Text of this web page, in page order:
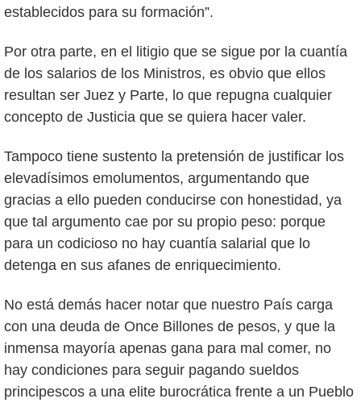
establecidos para su formación”.
Por otra parte, en el litigio que se sigue por la cuantía
de los salarios de los Ministros, es obvio que ellos
resultan ser Juez y Parte, lo que repugna cualquier
concepto de Justicia que se quiera hacer valer.
Tampoco tiene sustento la pretensión de justificar los
elevadísimos emolumentos, argumentando que
gracias a ello pueden conducirse con honestidad, ya
que tal argumento cae por su propio peso: porque
para un codicioso no hay cuantía salarial que lo
detenga en sus afanes de enriquecimiento.
No está demás hacer notar que nuestro País carga
con una deuda de Once Billones de pesos, y que la
inmensa mayoría apenas gana para mal comer, no
hay condiciones para seguir pagando sueldos
principescos a una elite burocrática frente a un Pueblo